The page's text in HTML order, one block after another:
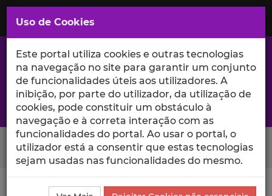
Saltar
para
Conteúdo
Principal
A excelência da investigação e ciência no Iscte
Search Button
Ciência_Iscte Comunicações
Descrição Detalhada
Uso de Cookies
Este portal utiliza cookies e outras tecnologias
na navegação no site para garantir um conjunto
de funcionalidades úteis aos utilizadores. A
inibição, por parte do utilizador, da utilização de
cookies, pode constituir um obstáculo à
navegação e à correta interação com as
funcionalidades do portal. Ao usar o portal, o
utilizador está a consentir que estas tecnologias
sejam usadas nas funcionalidades do mesmo.